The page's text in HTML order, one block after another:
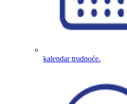
kalendar trudnoće.